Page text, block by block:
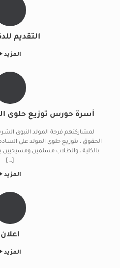
التقديم
المزيد
أسرة حورس توزيع حلوى
لمشاركتهم فرحة المولد النبوى
الحقوق ، بتوزيع حلوى المولد على
بالكلية ، والطلاب مسلمين ومسيحيين
[…]
المزيد
اعلان
المزيد